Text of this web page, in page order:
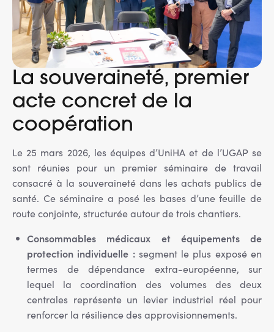
La souveraineté, premier
acte concret de la
coopération
Le 25 mars 2026, les équipes d’UniHA et de l’UGAP se
sont réunies pour un premier séminaire de travail
consacré à la souveraineté dans les achats publics de
santé. Ce séminaire a posé les bases d’une feuille de
route conjointe, structurée autour de trois chantiers.
Consommables médicaux et équipements de
protection individuelle : segment le plus exposé en
termes de dépendance extra-européenne, sur
lequel la coordination des volumes des deux
centrales représente un levier industriel réel pour
renforcer la résilience des approvisionnements.